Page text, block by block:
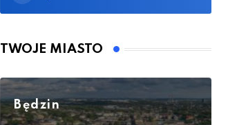
TWOJE MIASTO
Będzin